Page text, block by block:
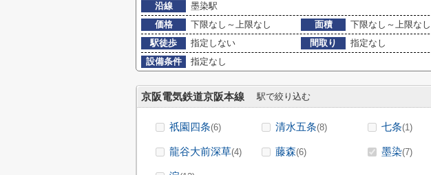
沿線
墨染駅
価格
下限なし～上限なし 面積 下限なし～上限なし
駅徒歩
指定しない 間取り
指定なし
設備条件
指定なし
京阪電気鉄道京阪本線 駅で絞り込む
祇園四条(6) 清水五条(8) 七条(1)
龍谷大前深草(4) 藤森(6) 墨染(7)